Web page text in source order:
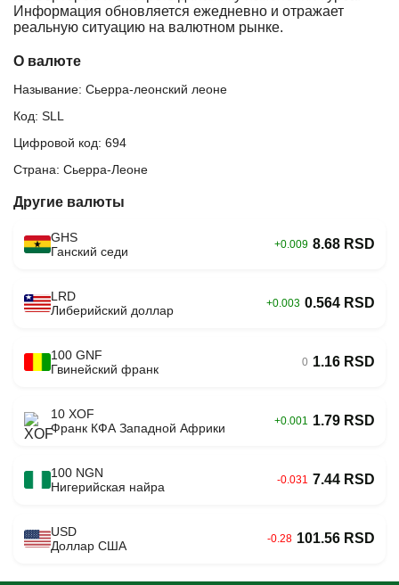
Информация обновляется ежедневно и отражает
реальную ситуацию на валютном рынке.
О валюте
Называние: Сьерра-леонский леоне
Код: SLL
Цифровой код: 694
Страна: Сьерра-Леоне
Другие валюты
GHS
Ганский седи
+0.009 8.68 RSD
LRD
Либерийский доллар
+0.003 0.564 RSD
100 GNF
Гвинейский франк
0 1.16 RSD
10 XOF
Франк КФА Западной Африки
+0.001 1.79 RSD
100 NGN
Нигерийская найра
-0.031 7.44 RSD
USD
Доллар США
-0.28 101.56 RSD